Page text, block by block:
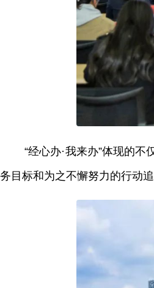
“经心办·我来办”体现的
务目标和为之不懈努力的行动追